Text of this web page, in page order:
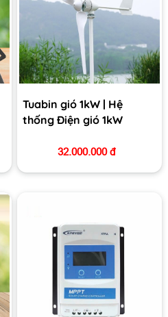
Tuabin gió 1kW | Hệ
thống Điện gió 1kW
32.000.000 đ